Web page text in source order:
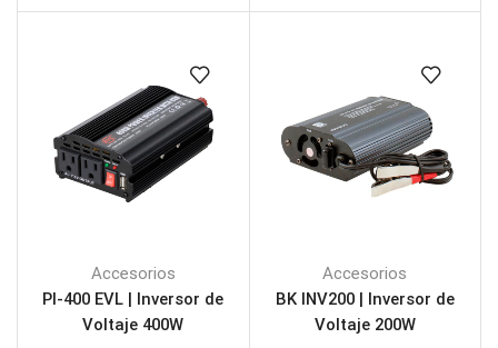
Accesorios
PI-400 EVL | Inversor de
Voltaje 400W
Accesorios
BK INV200 | Inversor de
Voltaje 200W